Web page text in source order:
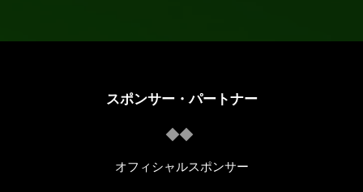
スポンサー・パートナー
オフィシャルスポンサー